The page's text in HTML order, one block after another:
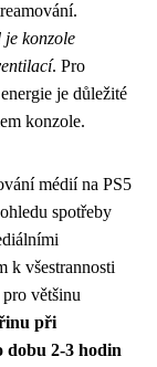
je konzole
. Pro
je důležité
konzole.
médií na PS5
spotřeby
k všestrannosti
většinu
při
dobu 2-3 hodin